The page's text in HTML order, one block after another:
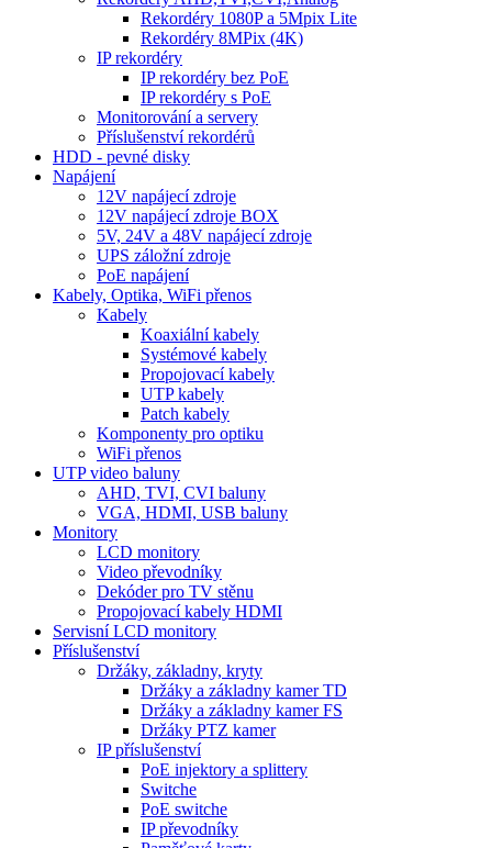
Rekordéry 1080P a 5Mpix Lite
Rekordéry 8MPix (4K)
IP rekordéry
IP rekordéry bez PoE
IP rekordéry s PoE
Monitorování a servery
Příslušenství rekordérů
HDD - pevné disky
Napájení
12V napájecí zdroje
12V napájecí zdroje BOX
5V, 24V a 48V napájecí zdroje
UPS záložní zdroje
PoE napájení
Kabely, Optika, WiFi přenos
Kabely
Koaxiální kabely
Systémové kabely
Propojovací kabely
UTP kabely
Patch kabely
Komponenty pro optiku
WiFi přenos
UTP video baluny
AHD, TVI, CVI baluny
VGA, HDMI, USB baluny
Monitory
LCD monitory
Video převodníky
Dekóder pro TV stěnu
Propojovací kabely HDMI
Servisní LCD monitory
Příslušenství
Držáky, základny, kryty
Držáky a základny kamer TD
Držáky a základny kamer FS
Držáky PTZ kamer
IP příslušenství
PoE injektory a splittery
Switche
PoE switche
IP převodníky